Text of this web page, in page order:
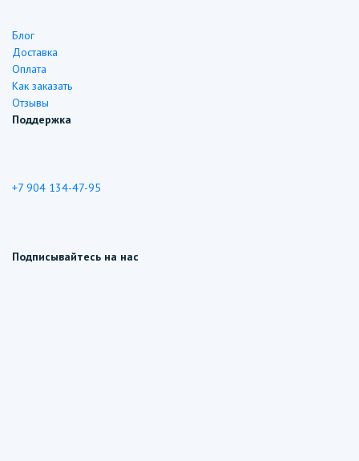
Блог
Доставка
Оплата
Как заказать
Отзывы
Поддержка
+7 904 134-47-95
Подписывайтесь на нас